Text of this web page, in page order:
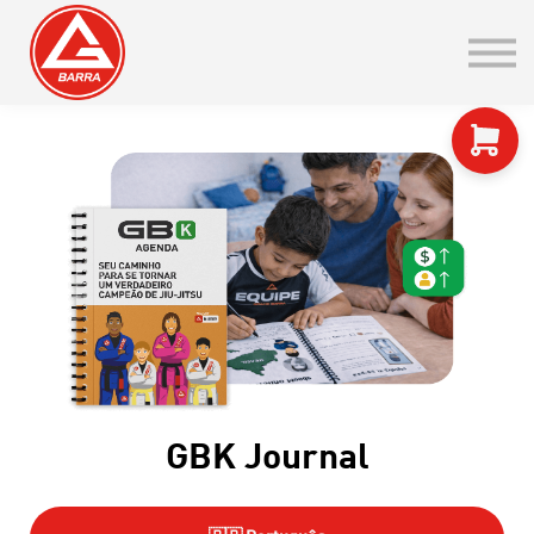
Entrar / Cadastre-se
Go to EN
GB ONLINE
GBK Journal